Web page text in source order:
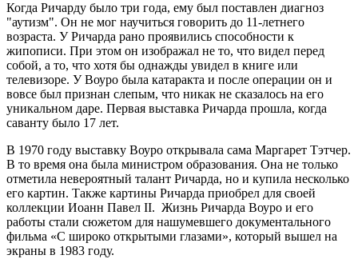
Когда Ричарду было три года, ему был поставлен диагноз
"аутизм". Он не мог научиться говорить до 11-летнего
возраста. У Ричарда рано проявились способности к
жипописи. При этом он изображал не то, что видел перед
собой, а то, что хотя бы однажды увидел в книге или
телевизоре. У Воуро была катаракта и после операции он и
вовсе был признан слепым, что никак не сказалось на его
уникальном даре. Первая выставка Ричарда прошла, когда
саванту было 17 лет.
В 1970 году выставку Воуро открывала сама Маргарет Тэтчер.
В то время она была министром образования. Она не только
отметила невероятный талант Ричарда, но и купила несколько
его картин. Также картины Ричарда приобрел для своей
коллекции Иоанн Павел II. Жизнь Ричарда Воуро и его
работы стали сюжетом для нашумевшего документального
фильма «С широко открытыми глазами», который вышел на
экраны в 1983 году.